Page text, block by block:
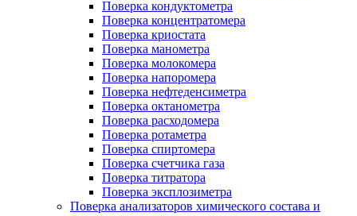
Поверка кондуктометра
Поверка концентратомера
Поверка криостата
Поверка манометра
Поверка молокомера
Поверка напоромера
Поверка нефтеденсиметра
Поверка октанометра
Поверка расходомера
Поверка ротаметра
Поверка спиртомера
Поверка счетчика газа
Поверка титратора
Поверка эксплозиметра
Поверка анализаторов химического состава и